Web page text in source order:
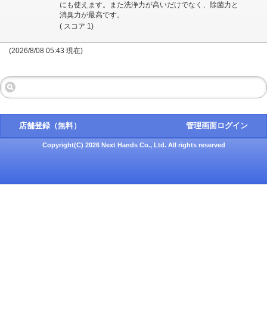
にも使えます。また洗浄力が高いだけでなく、除菌力と
消臭力が最高です。
( スコア 1)
(2026/8/08 05:43 現在)
店舗登録（無料） 管理画面ログイン
Copyright(C) 2026 Next Hands Co., Ltd. All rights reserved